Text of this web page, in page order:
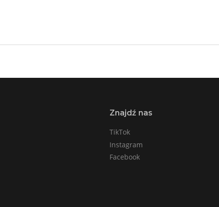
Znajdź nas
TikTok
Instagram
Facebook